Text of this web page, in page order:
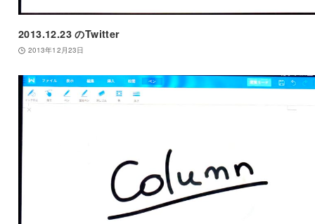
2013.12.23 のTwitter
2013年12月23日